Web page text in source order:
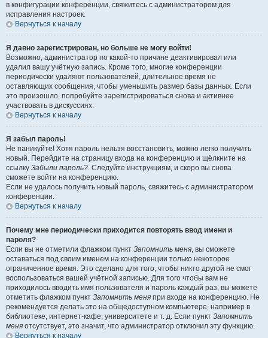
в конфигурации конференции, свяжитесь с администратором для
исправления настроек.
Вернуться к началу
Я давно зарегистрирован, но больше не могу войти!
Возможно, администратор по какой-то причине деактивировал или
удалил вашу учётную запись. Кроме того, многие конференции
периодически удаляют пользователей, длительное время не
оставляющих сообщения, чтобы уменьшить размер базы данных. Если
это произошло, попробуйте зарегистрироваться снова и активнее
участвовать в дискуссиях.
Вернуться к началу
Я забыл пароль!
Не паникуйте! Хотя пароль нельзя восстановить, можно легко получить
новый. Перейдите на страницу входа на конференцию и щёлкните на
ссылку Забыли пароль?. Следуйте инструкциям, и скоро вы снова
сможете войти на конференцию.
Если не удалось получить новый пароль, свяжитесь с администратором
конференции.
Вернуться к началу
Почему мне периодически приходится повторять ввод имени и
пароля?
Если вы не отметили флажком пункт Запомнить меня, вы сможете
оставаться под своим именем на конференции только некоторое
ограниченное время. Это сделано для того, чтобы никто другой не смог
воспользоваться вашей учётной записью. Для того чтобы вам не
приходилось вводить имя пользователя и пароль каждый раз, вы можете
отметить флажком пункт Запомнить меня при входе на конференцию. Не
рекомендуется делать это на общедоступном компьютере, например в
библиотеке, интернет-кафе, университете и т. д. Если пункт Запомнить
меня отсутствует, это значит, что администратор отключил эту функцию.
Вернуться к началу